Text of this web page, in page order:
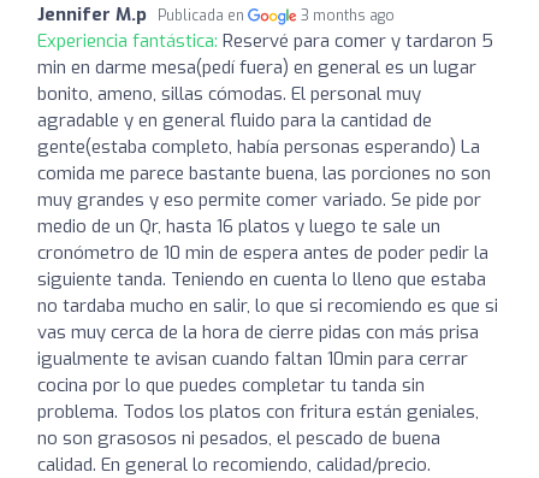
Jennifer M.p Publicada en 3 months ago
Experiencia fantástica: Reservé para comer y tardaron 5
min en darme mesa(pedí fuera) en general es un lugar
bonito, ameno, sillas cómodas. El personal muy
agradable y en general fluido para la cantidad de
gente(estaba completo, había personas esperando) La
comida me parece bastante buena, las porciones no son
muy grandes y eso permite comer variado. Se pide por
medio de un Qr, hasta 16 platos y luego te sale un
cronómetro de 10 min de espera antes de poder pedir la
siguiente tanda. Teniendo en cuenta lo lleno que estaba
no tardaba mucho en salir, lo que si recomiendo es que si
vas muy cerca de la hora de cierre pidas con más prisa
igualmente te avisan cuando faltan 10min para cerrar
cocina por lo que puedes completar tu tanda sin
problema. Todos los platos con fritura están geniales,
no son grasosos ni pesados, el pescado de buena
calidad. En general lo recomiendo, calidad/precio.